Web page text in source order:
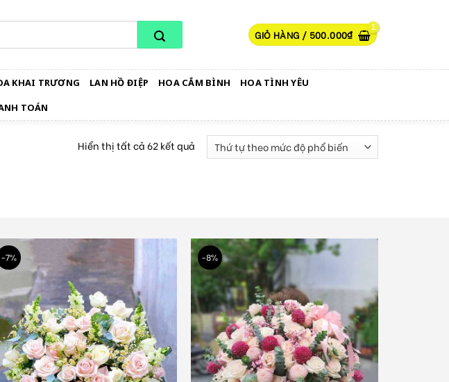
GIỎ HÀNG / 500.000₫
KHAI TRƯƠNG LAN HỒ ĐIỆP HOA CẮM BÌNH
HOA TÌNH YÊU
TOÁN
Hiển thị tất cả 62 kết quả
-7% -8%